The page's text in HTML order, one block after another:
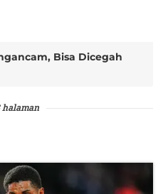
Bisa Dicegah
halaman